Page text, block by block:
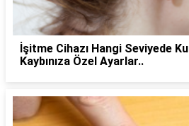
İşitme Cihazı Hangi Seviyede
Kaybınıza Özel Ayarlar..